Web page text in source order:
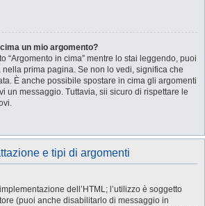
un mio argomento?
“Argomento in cima” mentre lo stai leggendo, puoi
prima pagina. Se non lo vedi, significa che
È anche possibile spostare in cima gli argomenti
un messaggio. Tuttavia, sii sicuro di rispettare le
e tipi di argomenti
dell’HTML; l’utilizzo è soggetto
(puoi anche disabilitarlo di messaggio in